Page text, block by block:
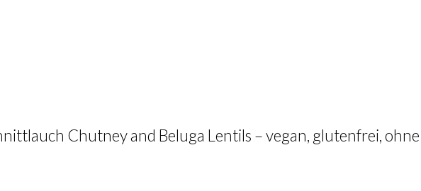
Chutney and Beluga Lentils – vegan, glutenfrei,